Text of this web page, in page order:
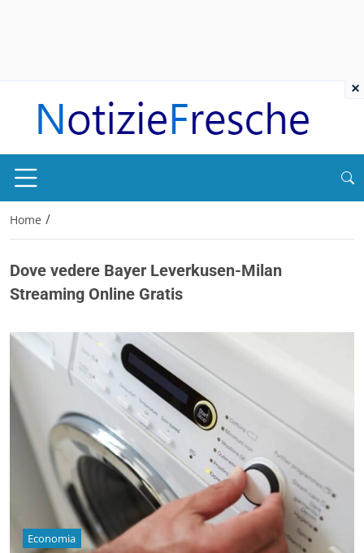
Home /
Dove vedere Bayer Leverkusen-Milan
Streaming Online Gratis
Economia
×